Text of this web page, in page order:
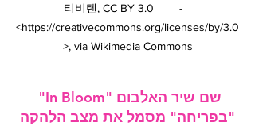
   -       티비텐, CC BY 3.0
<https://creativecommons.org/licenses/by/3.0
>, via Wikimedia Commons
שם שיר האלבום "In Bloom"
"בפריחה" מסמל את מצב הלהקה